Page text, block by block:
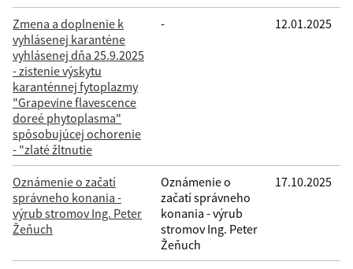
Zmena a doplnenie k
vyhlásenej karanténe
vyhlásenej dňa 25.9.2025
- zistenie výskytu
karanténnej fytoplazmy
"Grapevine flavescence
doreé phytoplasma"
spôsobujúcej ochorenie
- "zlaté žltnutie
- 12.01.2025
Oznámenie o začatí
správneho konania -
výrub stromov Ing. Peter
Žeňuch
Oznámenie o
začatí správneho
konania - výrub
stromov Ing. Peter
Žeňuch
17.10.2025